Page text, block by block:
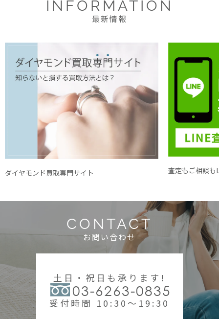
INFORMATION
最新情報
ダイヤモンド買取専門サイト 査定もご相談も
CONTACT
お問い合わせ
土日・祝日も承ります!
03-6263-0835
受付時間 10:30～19:30